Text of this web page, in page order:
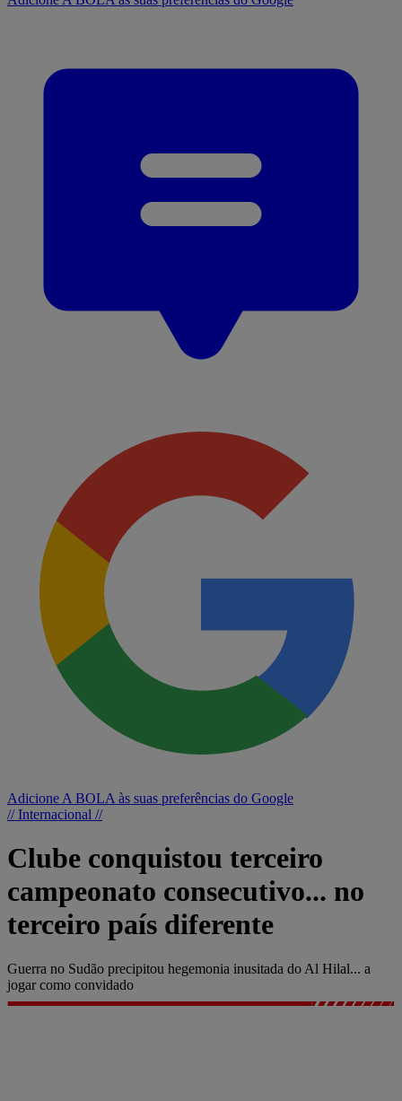
Adicione A BOLA às suas preferências do Google
// Internacional //
Clube conquistou terceiro
campeonato consecutivo... no
terceiro país diferente
Guerra no Sudão precipitou hegemonia inusitada do Al Hilal... a
jogar como convidado